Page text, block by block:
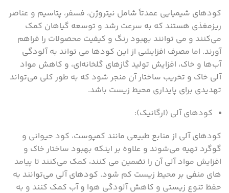
کودهای شیمیایی عمدتاً شامل نیتروژن، فسفر، پتاسیم و عناصر
ریزمغذی هستند که به سرعت رشد و توسعه گیاهان کمک
می‌کنند و می ‌توانند بهبود رنگ و کیفیت محصولات را فراهم
آورند. اما مصرف افزایشی از این کودها می‌ تواند به آلودگی
آب‌ها و خاک، افزایش تولید گازهای گلخانه‌ای، و کاهش مواد
آلی خاک و تخریب ساختار آن منجر شود که به طور کلی می‌تواند
تهدیدی برای پایداری محیط زیست باشد.
کودهای آلی (ارگانیک):
کودهای آلی از منابع طبیعی مانند کمپوست، کود حیوانی و
گوگرد تهیه می‌شوند و علاوه بر اینکه بهبود ساختار خاک و
افزایش مواد آلی آن را تضمین می ‌کنند، کمک می‌کنند تا پیامد
های منفی بر محیط زیست کم شود. کودهای آلی می‌توانند به
حفظ تنوع زیستی و کاهش آلودگی هوا و آب کمک کنند و به